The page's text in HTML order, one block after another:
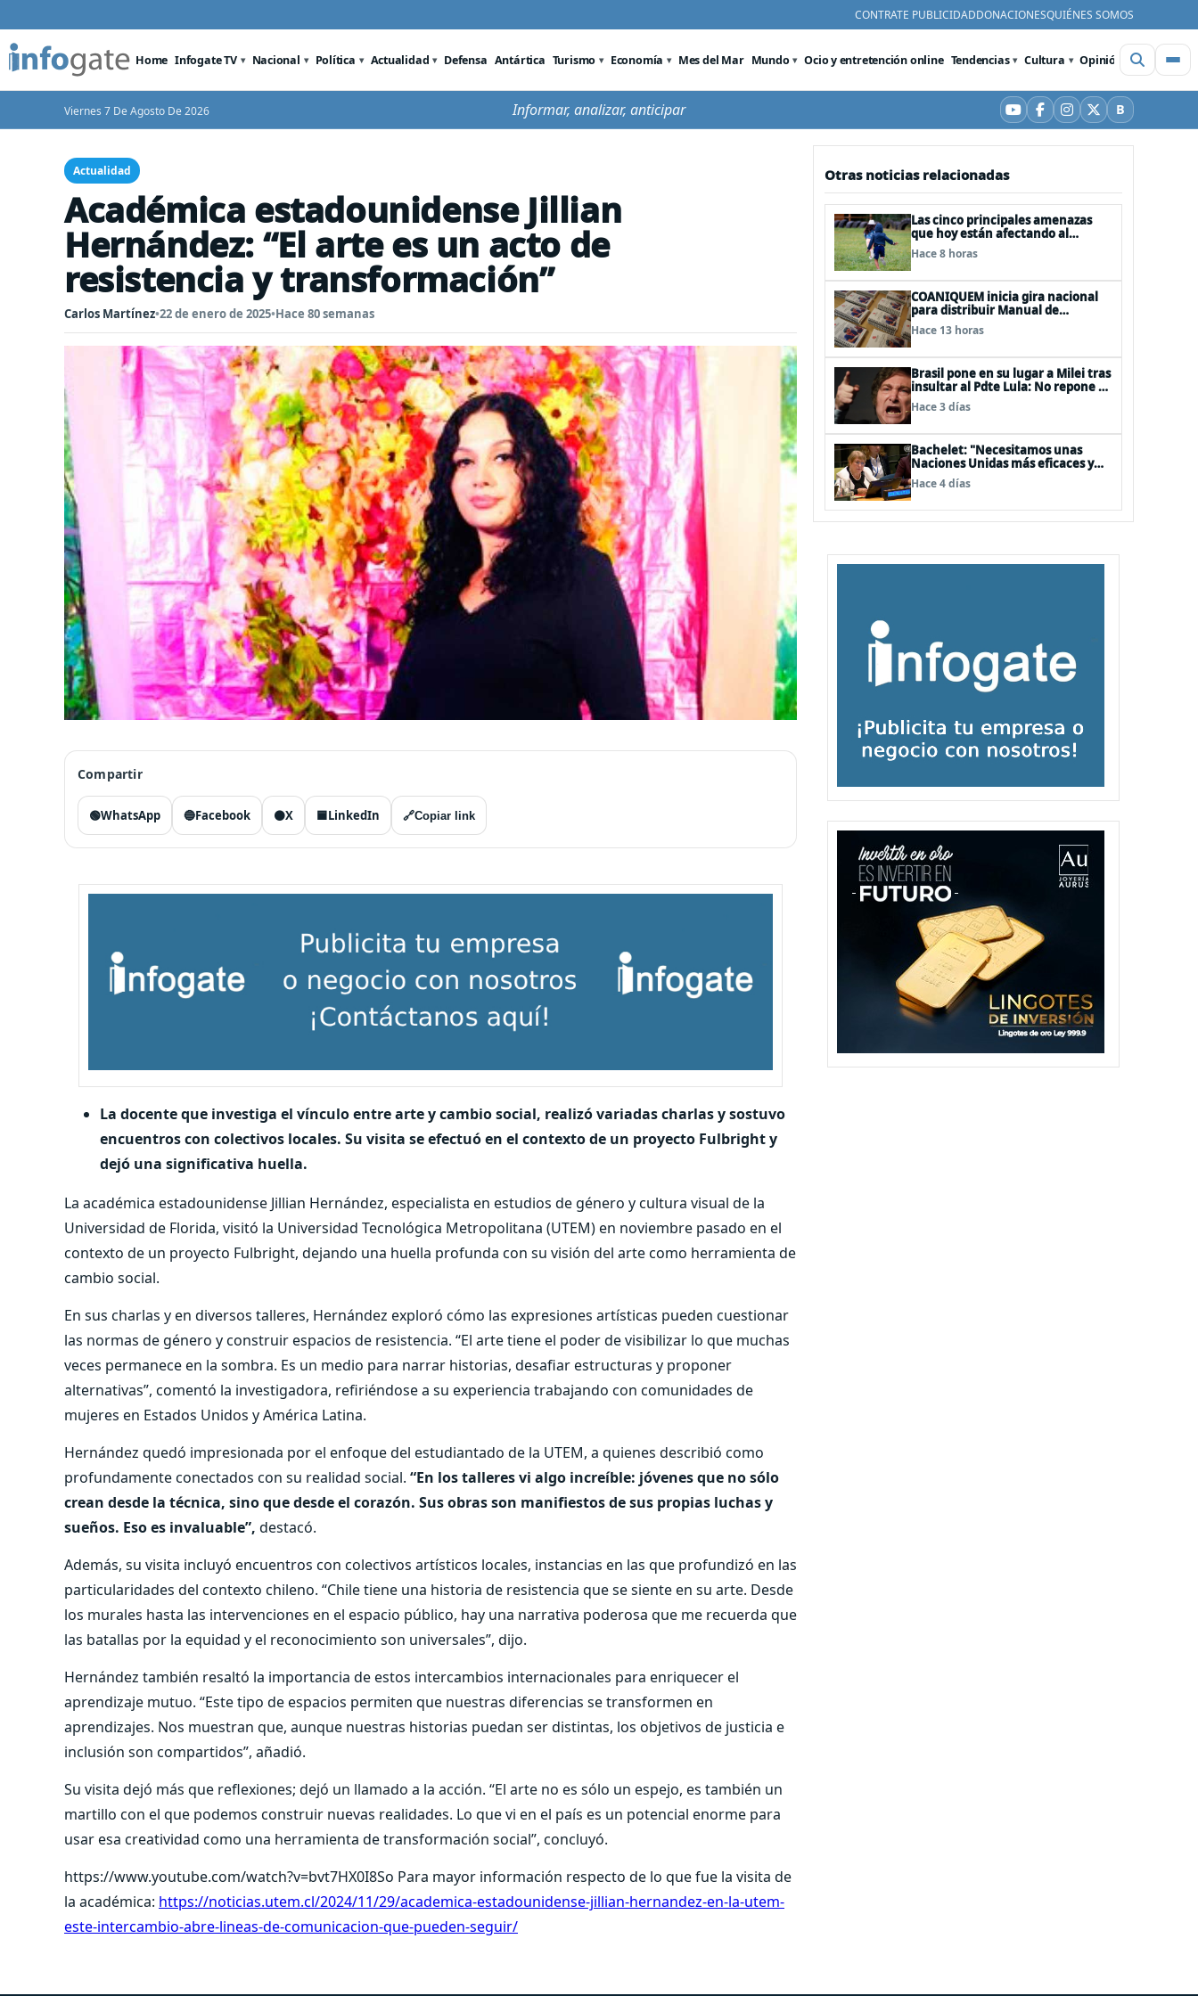
CONTRATE PUBLICIDADDONACIONESQUIÉNES SOMOS
Home Infogate TV Nacional Política Actualidad Defensa Antártica Turismo Economía Mes del Mar Mundo Ocio y entretención online Tendencias Cultura Opinión Videos
Viernes 7 De Agosto De 2026 Informar, analizar, anticipar YouTube
Facebook
Instagram
X BBluesky
Actualidad
Académica estadounidense Jillian
Hernández: “El arte es un acto de
resistencia y transformación”
Carlos Martínez•22 de enero de 2025•Hace 80 semanas
Compartir
🟢WhatsApp 🔵Facebook ⚫X 🟦LinkedIn 🔗Copiar link
La docente que investiga el vínculo entre arte y cambio social, realizó variadas charlas y sostuvo
encuentros con colectivos locales. Su visita se efectuó en el contexto de un proyecto Fulbright y
dejó una significativa huella.
La académica estadounidense Jillian Hernández, especialista en estudios de género y cultura visual de la
Universidad de Florida, visitó la Universidad Tecnológica Metropolitana (UTEM) en noviembre pasado en el
contexto de un proyecto Fulbright, dejando una huella profunda con su visión del arte como herramienta de
cambio social.
En sus charlas y en diversos talleres, Hernández exploró cómo las expresiones artísticas pueden cuestionar
las normas de género y construir espacios de resistencia. “El arte tiene el poder de visibilizar lo que muchas
veces permanece en la sombra. Es un medio para narrar historias, desafiar estructuras y proponer
alternativas”, comentó la investigadora, refiriéndose a su experiencia trabajando con comunidades de
mujeres en Estados Unidos y América Latina.
Hernández quedó impresionada por el enfoque del estudiantado de la UTEM, a quienes describió como
profundamente conectados con su realidad social. “En los talleres vi algo increíble: jóvenes que no sólo
crean desde la técnica, sino que desde el corazón. Sus obras son manifiestos de sus propias luchas y
sueños. Eso es invaluable”, destacó.
Además, su visita incluyó encuentros con colectivos artísticos locales, instancias en las que profundizó en las
particularidades del contexto chileno. “Chile tiene una historia de resistencia que se siente en su arte. Desde
los murales hasta las intervenciones en el espacio público, hay una narrativa poderosa que me recuerda que
las batallas por la equidad y el reconocimiento son universales”, dijo.
Hernández también resaltó la importancia de estos intercambios internacionales para enriquecer el
aprendizaje mutuo. “Este tipo de espacios permiten que nuestras diferencias se transformen en
aprendizajes. Nos muestran que, aunque nuestras historias puedan ser distintas, los objetivos de justicia e
inclusión son compartidos”, añadió.
Su visita dejó más que reflexiones; dejó un llamado a la acción. “El arte no es sólo un espejo, es también un
martillo con el que podemos construir nuevas realidades. Lo que vi en el país es un potencial enorme para
usar esa creatividad como una herramienta de transformación social”, concluyó.
https://www.youtube.com/watch?v=bvt7HX0I8So Para mayor información respecto de lo que fue la visita de
la académica: https://noticias.utem.cl/2024/11/29/academica-estadounidense-jillian-hernandez-en-la-utem-
este-intercambio-abre-lineas-de-comunicacion-que-pueden-seguir/
Otras noticias relacionadas
Las cinco principales amenazas
que hoy están afectando al
desarrollo de los niños en Chile
Hace 8 horas
COANIQUEM inicia gira nacional
para distribuir Manual de
Quemaduras a profesionales de la
salud
Hace 13 horas
Brasil pone en su lugar a Milei tras
insultar al Pdte Lula: No repone al
embajador en BBSS y rebaja la
relación bilateral
Hace 3 días
Bachelet: "Necesitamos unas
Naciones Unidas más eficaces y
cercanas a las personas"
Hace 4 días